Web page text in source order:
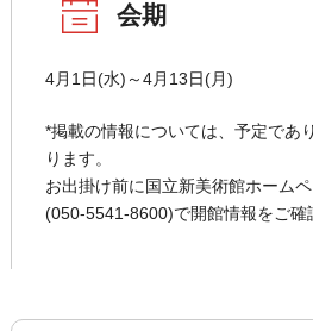
会期
4月1日(水)～4月13日(月)
*掲載の情報については、予定であ
ります。
お出掛け前に国立新美術館ホーム
(050-5541-8600)で開館情報をご確